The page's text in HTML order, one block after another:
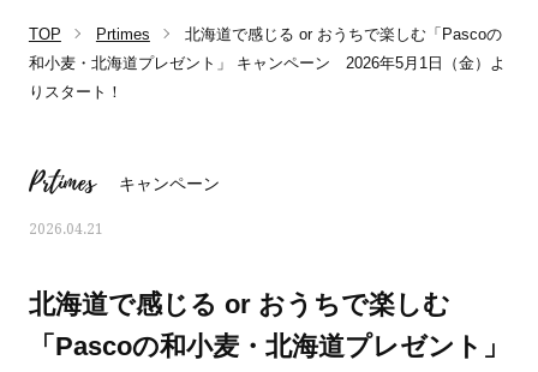
TOP Prtimes
北海道で感じる or おうちで楽しむ「Pascoの
和小麦・北海道プレゼント」 キャンペーン 2026年5月1日（金）よ
りスタート！
Prtimes キャンペーン
2026.04.21
北海道で感じる or おうちで楽しむ
「Pascoの和小麦・北海道プレゼント」